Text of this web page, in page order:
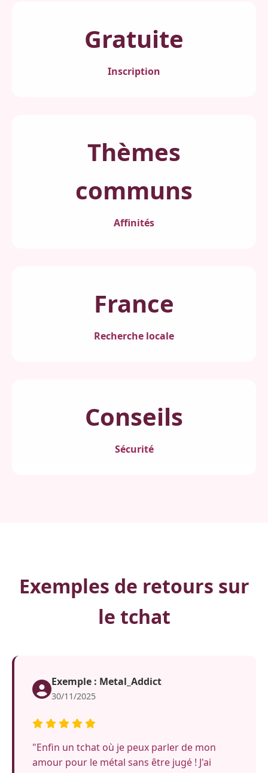
Gratuite
Inscription
Thèmes
communs
Affinités
France
Recherche locale
Conseils
Sécurité
Exemples de retours sur
le tchat
Exemple : Metal_Addict
30/11/2025
"Enfin un tchat où je peux parler de mon
amour pour le métal sans être jugé ! J'ai